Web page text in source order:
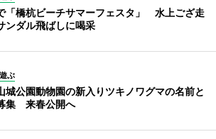
「橋杭ビーチサマーフェスタ」 水上ござ走
ンダル飛ばしに喝采
ぶ
城公園動物園の新入りツキノワグマの名前と
集 来春公開へ